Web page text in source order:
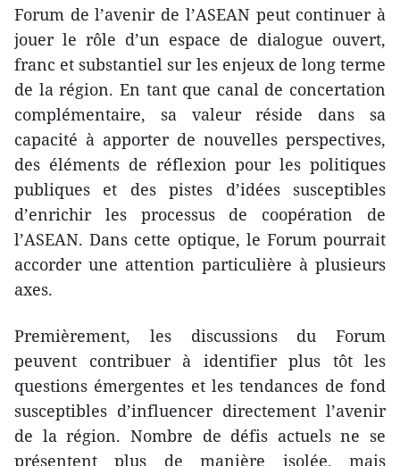
Forum de l’avenir de l’ASEAN peut continuer à
jouer le rôle d’un espace de dialogue ouvert,
franc et substantiel sur les enjeux de long terme
de la région. En tant que canal de concertation
complémentaire, sa valeur réside dans sa
capacité à apporter de nouvelles perspectives,
des éléments de réflexion pour les politiques
publiques et des pistes d’idées susceptibles
d’enrichir les processus de coopération de
l’ASEAN. Dans cette optique, le Forum pourrait
accorder une attention particulière à plusieurs
axes.
Premièrement, les discussions du Forum
peuvent contribuer à identifier plus tôt les
questions émergentes et les tendances de fond
susceptibles d’influencer directement l’avenir
de la région. Nombre de défis actuels ne se
présentent plus de manière isolée, mais